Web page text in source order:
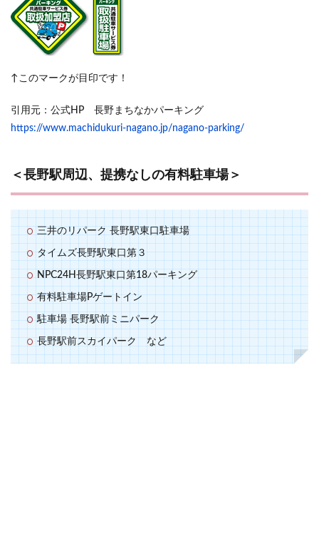
↑このマークが目印です！
引用元：公式HP 長野まちなかパーキング
https://www.machidukuri-nagano.jp/nagano-parking/
＜長野駅周辺、提携なしの有料駐車場＞
三井のリパーク 長野駅東口駐車場
タイムズ長野駅東口第３
NPC24H長野駅東口第18パーキング
有料駐車場Pゲートイン
駐車場 長野駅前ミニパーク
長野駅前スカイパーク など